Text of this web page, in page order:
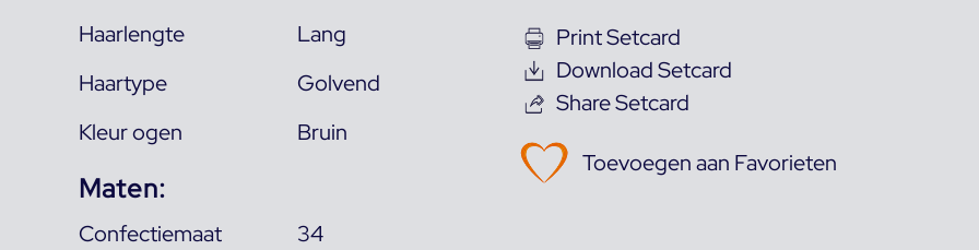
Haarlengte
Lang
Haartype
Golvend
Kleur ogen
Bruin
Maten:
Confectiemaat
34
Print Setcard
Download Setcard
Share Setcard
Toevoegen aan Favorieten